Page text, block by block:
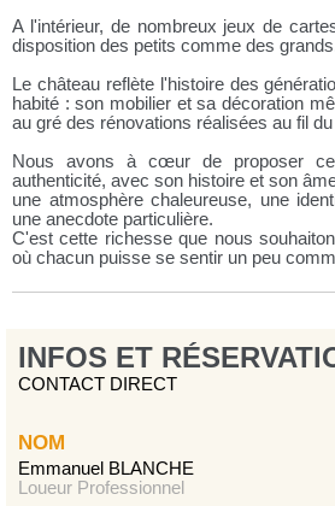
A l'intérieur, de nombreux jeux de
disposition des petits comme des
Le château reflète l'histoire des
habité : son mobilier et sa décoration
au gré des rénovations réalisées au fil
Nous avons à cœur de proposer
authenticité, avec son histoire et son
une atmosphère chaleureuse, une
une anecdote particulière.
C'est cette richesse que nous
où chacun puisse se sentir un peu
INFOS ET
CONTACT DIRECT
NOM
Emmanuel BLANCHE
Loueur Professionnel